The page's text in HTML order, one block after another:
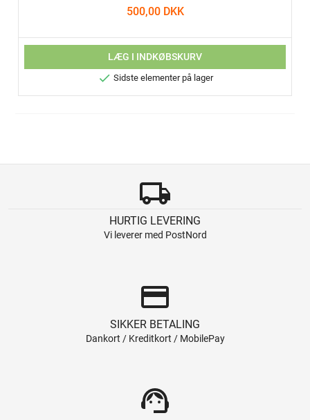
500,00 DKK
LÆG I INDKØBSKURV
 Sidste elementer på lager
local_shipping
HURTIG LEVERING
Vi leverer med PostNord
credit_card
SIKKER BETALING
Dankort / Kreditkort / MobilePay
support_agent